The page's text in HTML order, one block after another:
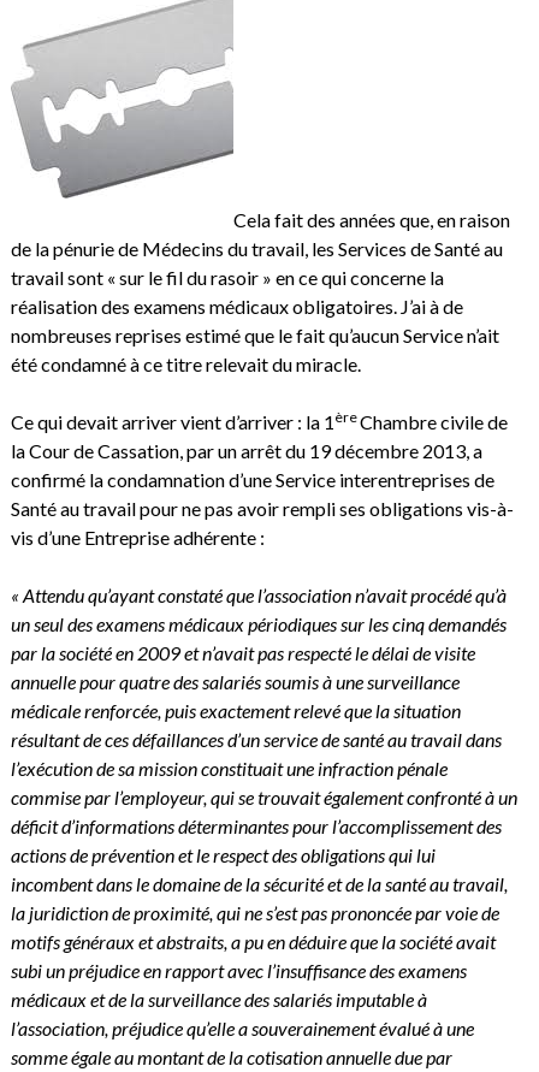
Cela fait des années que, en raison
de la pénurie de Médecins du travail, les Services de Santé au
travail sont « sur le fil du rasoir » en ce qui concerne la
réalisation des examens médicaux obligatoires. J’ai à de
nombreuses reprises estimé que le fait qu’aucun Service n’ait
été condamné à ce titre relevait du miracle.
Ce qui devait arriver vient d’arriver : la 1 èreChambre civile de
la Cour de Cassation, par un arrêt du 19 décembre 2013, a
confirmé la condamnation d’une Service interentreprises de
Santé au travail pour ne pas avoir rempli ses obligations vis-à-
vis d’une Entreprise adhérente :
« Attendu qu’ayant constaté que l’association n’avait procédé qu’à
un seul des examens médicaux périodiques sur les cinq demandés
par la société en 2009 et n’avait pas respecté le délai de visite
annuelle pour quatre des salariés soumis à une surveillance
médicale renforcée, puis exactement relevé que la situation
résultant de ces défaillances d’un service de santé au travail dans
l’exécution de sa mission constituait une infraction pénale
commise par l’employeur, qui se trouvait également confronté à un
déficit d’informations déterminantes pour l’accomplissement des
actions de prévention et le respect des obligations qui lui
incombent dans le domaine de la sécurité et de la santé au travail,
la juridiction de proximité, qui ne s’est pas prononcée par voie de
motifs généraux et abstraits, a pu en déduire que la société avait
subi un préjudice en rapport avec l’insuffisance des examens
médicaux et de la surveillance des salariés imputable à
l’association, préjudice qu’elle a souverainement évalué à une
somme égale au montant de la cotisation annuelle due par